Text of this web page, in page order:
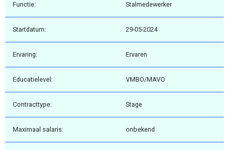
Functie: Stalmedewerker
Startdatum: 29-05-2024
Ervaring: Ervaren
Educatielevel: VMBO/MAVO
Contracttype: Stage
Maximaal salaris: onbekend